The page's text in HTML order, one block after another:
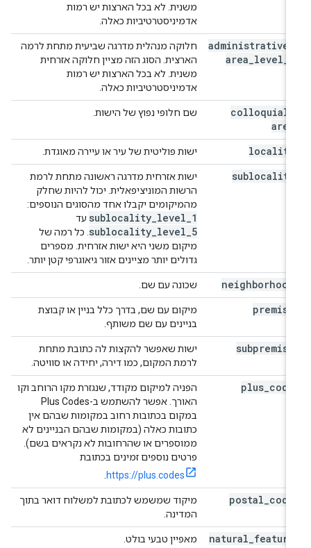
משנית. לא בכל הארצות יש רמות
אדמיניסטרטיביות כאלה.
administrative
area_level
חלוקה מנהלית מדרגה שביעית מתחת לרמה
הארצית. הסוג הזה מציין חלוקה אזרחית
משנית. לא בכל הארצות יש רמות
אדמיניסטרטיביות כאלה.
colloquial שם חלופי נפוץ של הישות.
locality ישות פוליטית של עיר או עיירה מאוגדת.
sublocality
ישות אזרחית מדרגה ראשונה מתחת לרמת
הרשות המוניציפאלית. יכול להיות שחלק
מהמיקומים יקבלו אחד מהסוגים הנוספים:
sublocality_level עד
sublocality_level
. כל רמה של
מיקום משני היא ישות אזרחית. מספרים
גדולים יותר מציינים אזור גיאוגרפי קטן יותר.
neighborhood שכונה עם שם.
premise
מיקום עם שם, בדרך כלל בניין או קבוצת
בניינים עם שם משותף.
subpremise
ישות שאפשר להקצות לה כתובת מתחת
לרמת המקום, כמו דירה, יחידה או סוויטה.
plus_
הפניה למיקום מקודד, שנגזרת מקו הרוחב וקו
האורך. אפשר להשתמש ב-Plus Codes
במקום בכתובות רחוב במקומות שבהם אין
כתובות כאלה (במקומות שבהם הבניינים לא
ממוספרים או שהרחובות לא נקראים בשם).
פרטים נוספים זמינים בכתובת
https://plus.codes
.
postal_
מיקוד שמשמש לכתובת למשלוח דואר בתוך
המדינה.
natural_feature מאפיין טבעי בולט.